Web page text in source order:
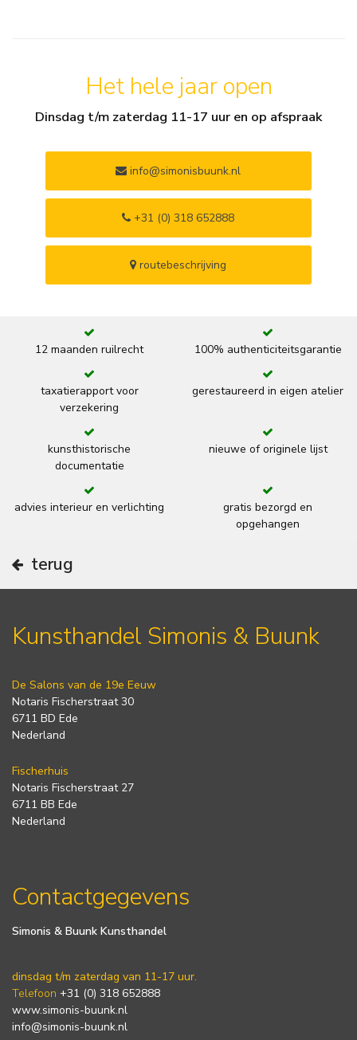
Het hele jaar open
Dinsdag t/m zaterdag 11-17 uur en op afspraak
info@simonisbuunk.nl
+31 (0) 318 652888
routebeschrijving
12 maanden ruilrecht 100% authenticiteitsgarantie
taxatierapport voor
verzekering
gerestaureerd in eigen atelier
kunsthistorische
documentatie
nieuwe of originele lijst
advies interieur en verlichting
gratis bezorgd en
opgehangen
terug
Kunsthandel Simonis & Buunk
De Salons van de 19e Eeuw
Notaris Fischerstraat 30
6711 BD Ede
Nederland
Fischerhuis
Notaris Fischerstraat 27
6711 BB Ede
Nederland
Contactgegevens
Simonis & Buunk Kunsthandel
dinsdag t/m zaterdag van 11-17 uur.
Telefoon +31 (0) 318 652888
www.simonis-buunk.nl
info@simonis-buunk.nl